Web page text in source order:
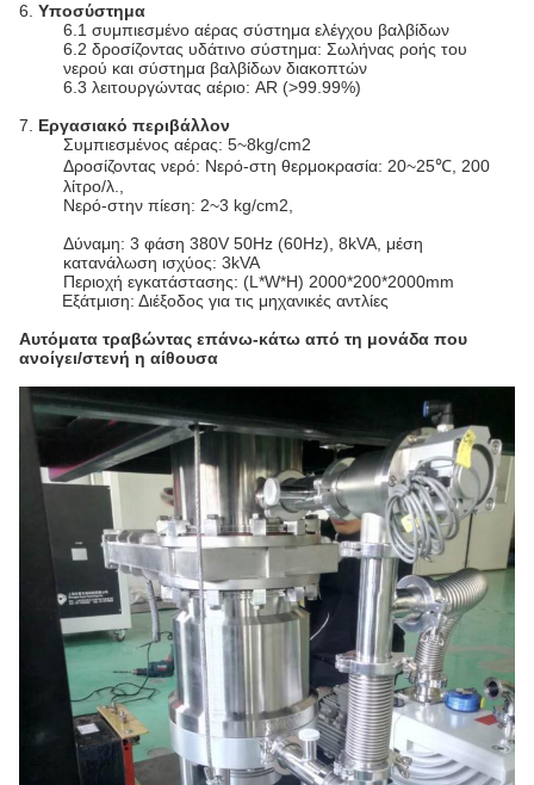
6. Υποσύστημα
6.1 συμπιεσμένο αέρας σύστημα ελέγχου βαλβίδων
6.2 δροσίζοντας υδάτινο σύστημα: Σωλήνας ροής του
νερού και σύστημα βαλβίδων διακοπτών
6.3 λειτουργώντας αέριο: AR (>99.99%)
7. Εργασιακό περιβάλλον
Συμπιεσμένος αέρας: 5~8kg/cm2
Δροσίζοντας νερό: Νερό-στη θερμοκρασία: 20~25℃, 200
λίτρο/λ.,
Νερό-στην πίεση: 2~3 kg/cm2,
Δύναμη: 3 φάση 380V 50Hz (60Hz), 8kVA, μέση
κατανάλωση ισχύος: 3kVA
Περιοχή εγκατάστασης: (L*W*H) 2000*200*2000mm
Εξάτμιση: Διέξοδος για τις μηχανικές αντλίες
Αυτόματα τραβώντας επάνω-κάτω από τη μονάδα που
ανοίγει/στενή η αίθουσα